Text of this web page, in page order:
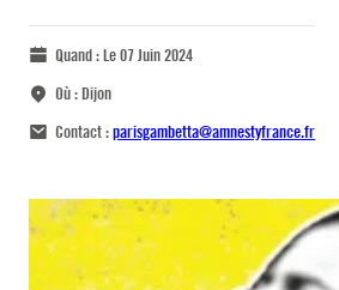
Quand :Le 07 Juin 2024
Où :Dijon
Contact :parisgambetta@amnestyfrance.fr